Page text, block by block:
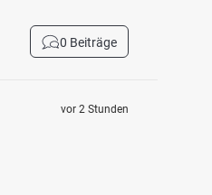
0 Beiträge
vor 2 Stunden